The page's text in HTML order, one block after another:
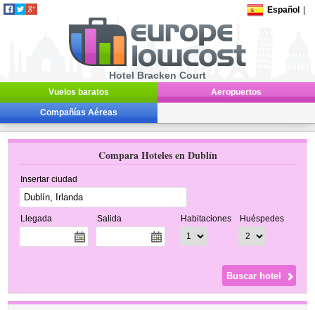
Español
Hotel Bracken Court
Vuelos baratos Aeropuertos
Compañías Aéreas
Compara Hoteles en Dublín
Insertar ciudad
Llegada Salida Habitaciones Huéspedes